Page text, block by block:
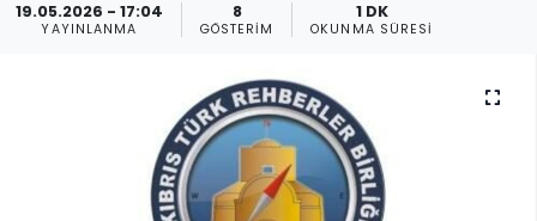
19.05.2026 - 17:04
YAYINLANMA
8
GÖSTERIM
1 DK
OKUNMA SÜRESI
KKTC YEREL SEÇİM 2018
Magazin